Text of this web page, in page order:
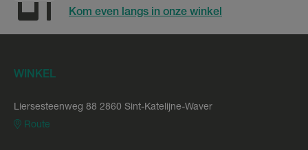
Kom even langs in onze winkel
WINKEL
Liersesteenweg 88 2860 Sint-Katelijne-Waver
Route